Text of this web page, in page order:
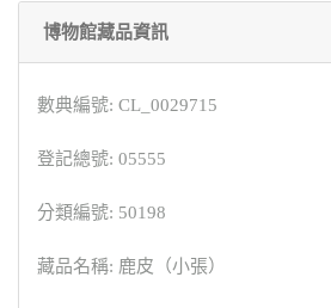
博物館藏品資訊
數典編號: CL_0029715
登記總號: 05555
分類編號: 50198
藏品名稱: 鹿皮（小張）